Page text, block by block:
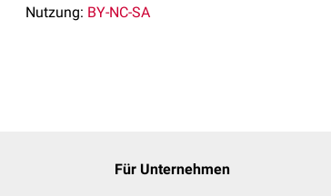
Nutzung: BY-NC-SA
Für Unternehmen